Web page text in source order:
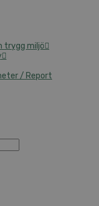
trygg miljö
/ Report